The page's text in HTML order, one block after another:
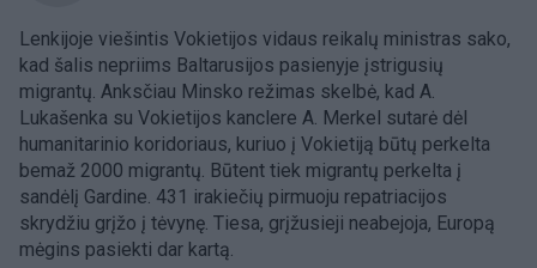
Lenkijoje viešintis Vokietijos vidaus reikalų ministras sako,
kad šalis nepriims Baltarusijos pasienyje įstrigusių
migrantų. Anksčiau Minsko režimas skelbė, kad A.
Lukašenka su Vokietijos kanclere A. Merkel sutarė dėl
humanitarinio koridoriaus, kuriuo į Vokietiją būtų perkelta
bemaž 2000 migrantų. Būtent tiek migrantų perkelta į
sandėlį Gardine. 431 irakiečių pirmuoju repatriacijos
skrydžiu grįžo į tėvynę. Tiesa, grįžusieji neabejoja, Europą
mėgins pasiekti dar kartą.